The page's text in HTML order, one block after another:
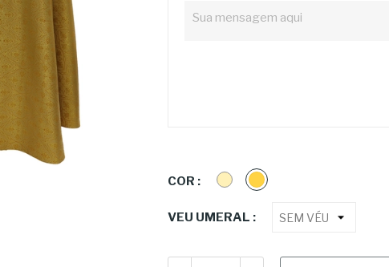
COR : CREMEDOURADO
VEU UMERAL :